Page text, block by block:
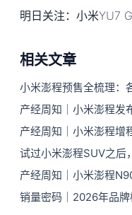
明日关注：小米YU7
相关文章
小米澎程预售全梳理：
产经周知｜小米澎程发
产经周知｜小米澎程增
试过小米澎程SUV之后
产经周知｜小米澎程
销量密码｜2026年品